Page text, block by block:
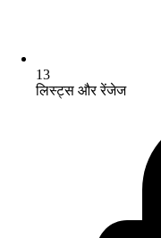
13
लिस्ट्स और रेंजेज